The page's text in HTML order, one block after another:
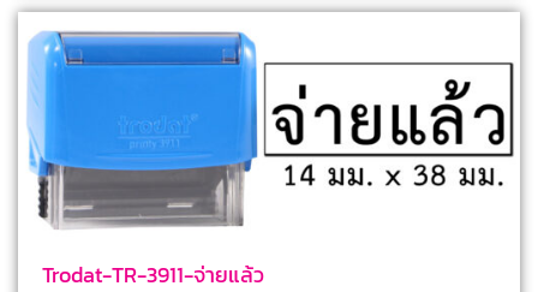
Trodat-TR-3911-จ่ายแล้ว